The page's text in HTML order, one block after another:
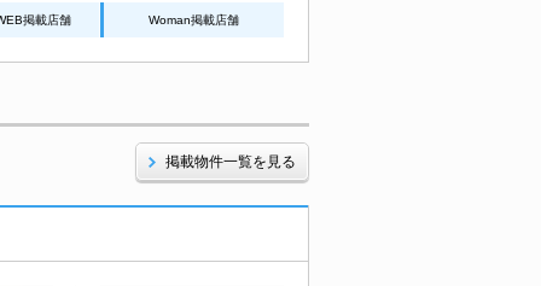
掲載店舗 Woman掲載店舗
掲載物件一覧を見る